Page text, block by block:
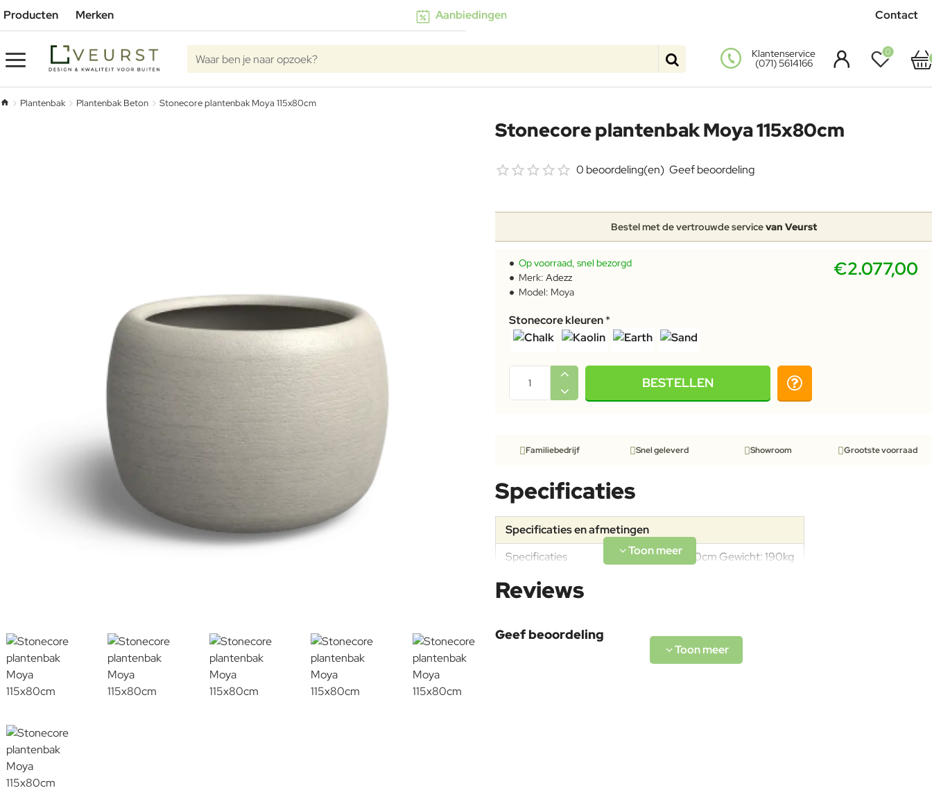
Producten Merken Aanbiedingen Contact
Waar ben je naar opzoek?
Klantenservice
(071) 5614166
0
Plantenbak Plantenbak Beton Stonecore plantenbak Moya 115x80cm
Stonecore plantenbak Moya 115x80cm
Bestel met de vertrouwde servicevan Veurst
0 beoordeling(en) Geef beoordeling
€2.077,00
Op voorraad, snel bezorgd
Merk: Adezz
Model: Moya
Stonecore kleuren
BESTELLEN
Familiebedrijf Snel geleverd Showroom Grootste voorraad
Specificaties
Specificaties en afmetingen
Specificaties
Afmeting: 115x80cm Gewicht: 190kg
Reviews
Geef beoordeling